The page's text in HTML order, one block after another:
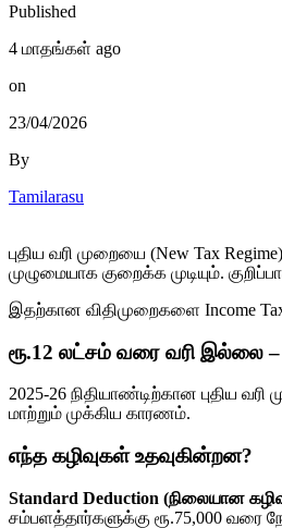
Published
4 மாதங்கள் ago
on
23/04/2026
By
Tamilarasu
புதிய வரி முறையை (New Tax
முழுமையாக குறைக்க முடியும்.
இதற்கான விதிமுறைகளை Income
ரூ.12 லட்சம் வரை வரி இல்லை
2025-26 நிதியாண்டிற்கான புதிய
மாற்றும் முக்கிய காரணம்.
எந்த கழிவுகள் உதவுகின்றன?
Standard Deduction (நிலையான
சம்பளத்தார்களுக்கு ரூ.75,000 வரை